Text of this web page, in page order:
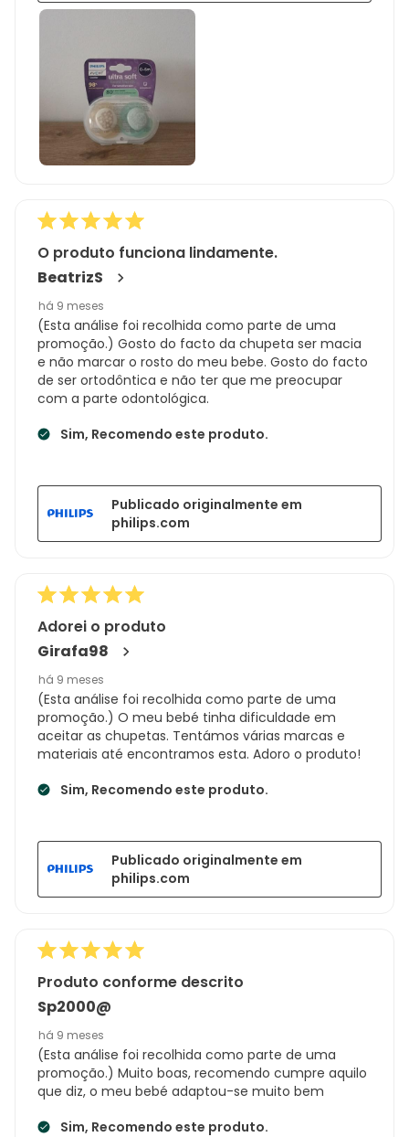
O produto funciona lindamente.
BeatrizS
há 9 meses
(Esta análise foi recolhida como parte de uma
promoção.) Gosto do facto da chupeta ser macia
e não marcar o rosto do meu bebe. Gosto do facto
de ser ortodôntica e não ter que me preocupar
com a parte odontológica.
Sim, Recomendo este produto.
Publicado originalmente em
philips.com
Adorei o produto
Girafa98
há 9 meses
(Esta análise foi recolhida como parte de uma
promoção.) O meu bebé tinha dificuldade em
aceitar as chupetas. Tentámos várias marcas e
materiais até encontramos esta. Adoro o produto!
Sim, Recomendo este produto.
Publicado originalmente em
philips.com
Produto conforme descrito
Sp2000@
há 9 meses
(Esta análise foi recolhida como parte de uma
promoção.) Muito boas, recomendo cumpre aquilo
que diz, o meu bebé adaptou-se muito bem
Sim, Recomendo este produto.